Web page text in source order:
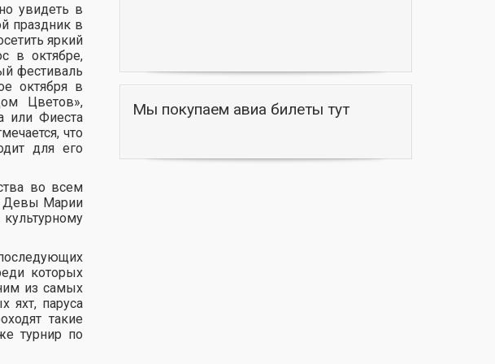
увидеть в
праздник в
яркий
в октябре,
фестиваль
октября в
Цветов»,
или Фиеста
что
для его
во всем
Девы Марии
которых
из самых
яхт, паруса
такие
турнир по
Мы покупаем авиа билеты тут